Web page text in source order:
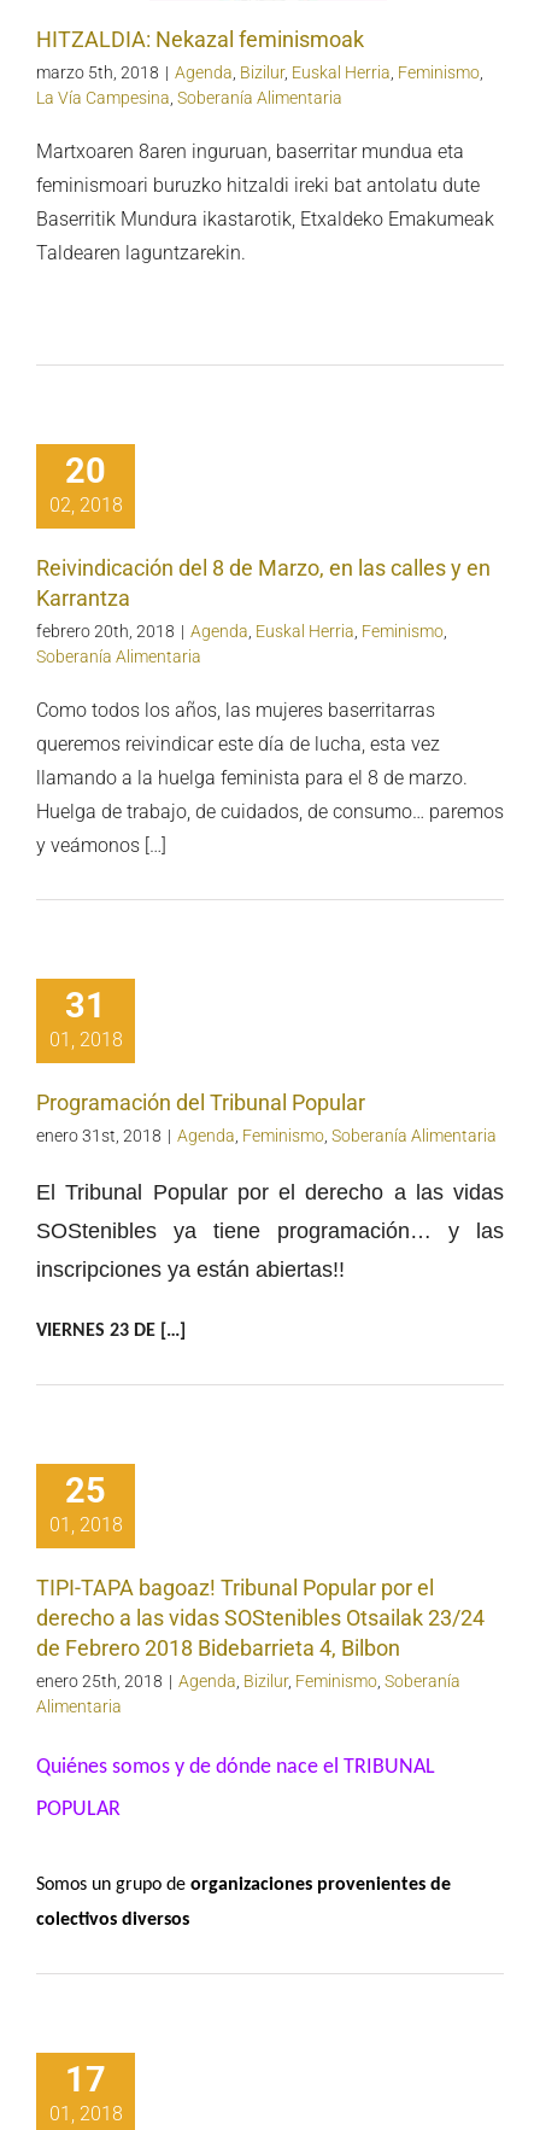
HITZALDIA: Nekazal feminismoak
marzo 5th, 2018 | Agenda, Bizilur, Euskal Herria, Feminismo,
La Vía Campesina, Soberanía Alimentaria
Martxoaren 8aren inguruan, baserritar mundua eta
feminismoari buruzko hitzaldi ireki bat antolatu dute
Baserritik Mundura ikastarotik, Etxaldeko Emakumeak
Taldearen laguntzarekin.
20
02, 2018
en las
y en
Reivindicación del 8 de Marzo, en las calles y en
Karrantza
febrero 20th, 2018 | Agenda, Euskal Herria, Feminismo,
Soberanía Alimentaria
Como todos los años, las mujeres baserritarras
queremos reivindicar este día de lucha, esta vez
llamando a la huelga feminista para el 8 de marzo.
Huelga de trabajo, de cuidados, de consumo… paremos
y veámonos […]
31
01, 2018
del
Popular
Programación del Tribunal Popular
enero 31st, 2018 | Agenda, Feminismo, Soberanía Alimentaria
El Tribunal Popular por el derecho a las vidas
SOStenibles ya tiene programación… y las
inscripciones ya están abiertas!!
VIERNES 23 DE […]
25
01, 2018
bagoaz!
23/24 de
2018
BilbonTIPI-TAPA bagoaz! Tribunal Popular por el
derecho a las vidas SOStenibles Otsailak 23/24
de Febrero 2018 Bidebarrieta 4, Bilbon
enero 25th, 2018 | Agenda, Bizilur, Feminismo, Soberanía
Alimentaria
Quiénes somos y de dónde nace el TRIBUNAL
POPULAR
Somos un grupo de organizaciones provenientes de
colectivos diversos
17
01, 2018
de invierno